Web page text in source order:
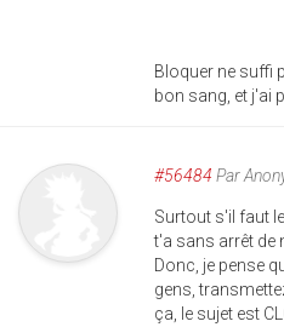
Bloquer ne suffi
bon sang, et j'ai
#56484 Par
Surtout s'il faut
t'a sans arrêt de
Donc, je pense
gens,
ça, le sujet est